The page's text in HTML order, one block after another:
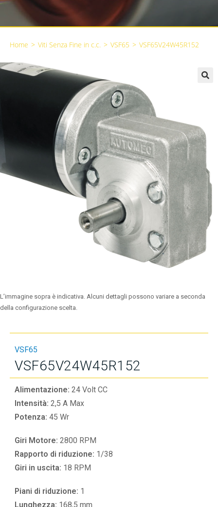
Home > Viti Senza Fine in c.c. > VSF65 > VSF65V24W45R152
L’immagine sopra è indicativa. Alcuni dettagli possono variare a seconda
della configurazione scelta.
VSF65
VSF65V24W45R152
Alimentazione: 24 Volt CC
Intensità: 2,5 A Max
Potenza: 45 Wr
Giri Motore: 2800 RPM
Rapporto di riduzione: 1/38
Giri in uscita: 18 RPM
Piani di riduzione: 1
Lunghezza: 168,5 mm